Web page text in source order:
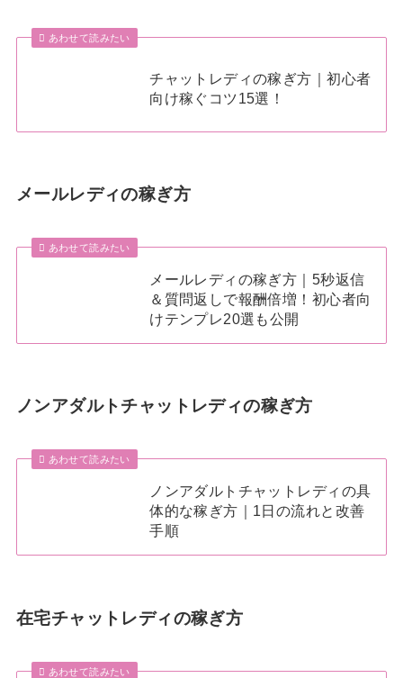
あわせて読みたい
チャットレディの稼ぎ方｜初心者
向け稼ぐコツ15選！
メールレディの稼ぎ方
あわせて読みたい
メールレディの稼ぎ方｜5秒返信
＆質問返しで報酬倍増！初心者向
けテンプレ20選も公開
ノンアダルトチャットレディの稼ぎ方
あわせて読みたい
ノンアダルトチャットレディの具
体的な稼ぎ方｜1日の流れと改善
手順
在宅チャットレディの稼ぎ方
あわせて読みたい